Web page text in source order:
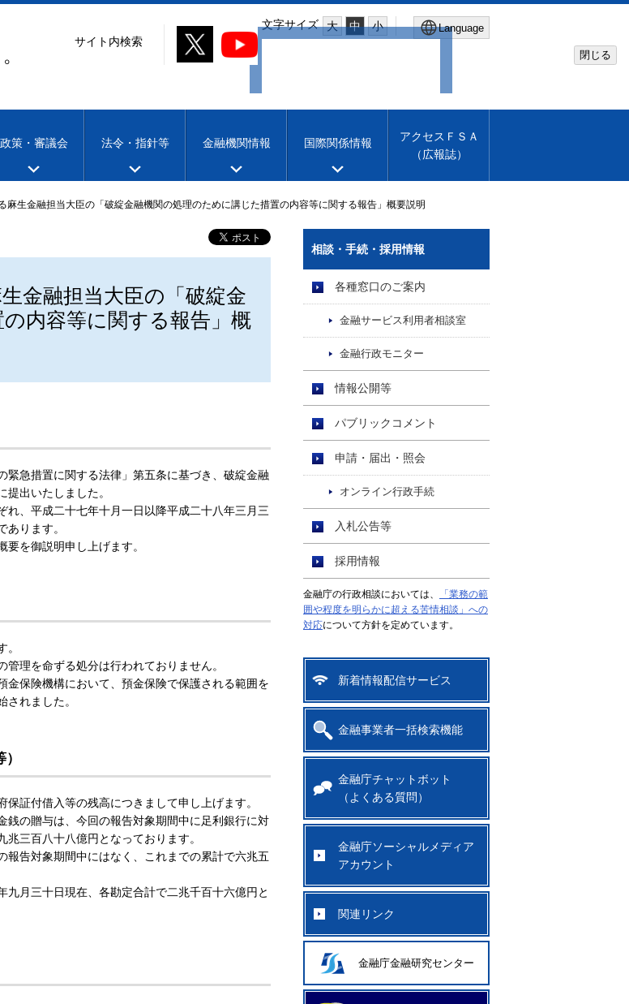
文字サイズ 大 中 小 Language
Machine translation
閉じる
サイト内検索
政策・審議会 法令・指針等 金融機関情報 国際関係情報
アクセスＦＳＡ
（広報誌）
麻生金融担当大臣の「破綻金融機関の処理のために講じた措置の内容等に関する報告」概要説明
金融担当大臣の「破綻金
内容等に関する報告」概
急措置に関する法律」第五条に基づき、破綻金融
出いたしました。
、平成二十七年十月一日以降平成二十八年三月三
ります。
を御説明申し上げます。
理を命ずる処分は行われておりません。
保険機構において、預金保険で保護される範囲を
れました。
証付借入等の残高につきまして申し上げます。
の贈与は、今回の報告対象期間中に足利銀行に対
三百八十八億円となっております。
告対象期間中にはなく、これまでの累計で六兆五
月三十日現在、各勘定合計で二兆千百十六億円と
相談・手続・採用情報
各種窓口のご案内
金融サービス利用者相談室
金融行政モニター
情報公開等
パブリックコメント
申請・届出・照会
オンライン行政手続
入札公告等
採用情報
金融庁の行政相談においては、
「業務の範
囲や程度を明らかに超える苦情相談」への
対応について方針を定めています。
新着情報配信サービス
金融事業者一括検索機能
金融庁チャットボット
（よくある質問）
金融庁ソーシャルメディア
アカウント
関連リンク
金融庁金融研究センター